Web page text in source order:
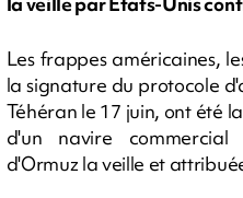
Les frappes américaines,
la signature du protocole
Téhéran le 17 juin, ont été
d'un navire
d'Ormuz la veille et